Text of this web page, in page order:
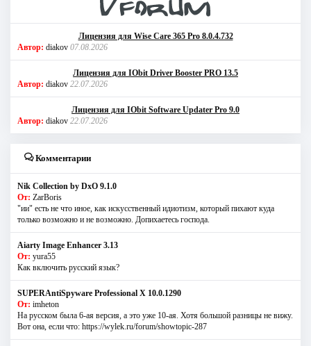
Лицензия для Wise Care 365 Pro 8.0.4.732
Автор: diakov 07.08.2026
Лицензия для IObit Driver Booster PRO 13.5
Автор: diakov 22.07.2026
Лицензия для IObit Software Updater Pro 9.0
Автор: diakov 22.07.2026
Комментарии
Nik Collection by DxO 9.1.0
От: ZarBoris
"ии" есть не что иное, как искусственный идиотизм, который пихают куда
только возможно и не возможно. Допихаетесь господа.
Aiarty Image Enhancer 3.13
От: yura55
Как включить русский язык?
SUPERAntiSpyware Professional X 10.0.1290
От: imheton
На русском была 6-ая версия, а это уже 10-ая. Хотя большой разницы не вижу.
Вот она, если что: https://wylek.ru/forum/showtopic-287